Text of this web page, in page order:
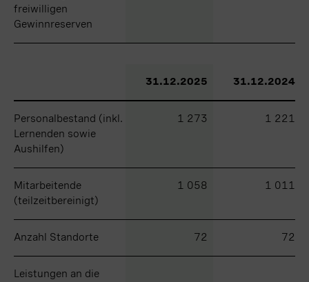
freiwilligen
Gewinnreserven
31.12.2025 31.12.2024
Personalbestand (inkl.
Lernenden sowie
Aushilfen)
1 273 1 221
Mitarbeitende
(teilzeitbereinigt)
1 058 1 011
Anzahl Standorte 72 72
Leistungen an die
freiwilligen
Gewinnreserven
Personalbestand (inkl.
Lernenden sowie
Aushilfen)
Mitarbeitende
(teilzeitbereinigt)
Anzahl Standorte
Leistungen an die